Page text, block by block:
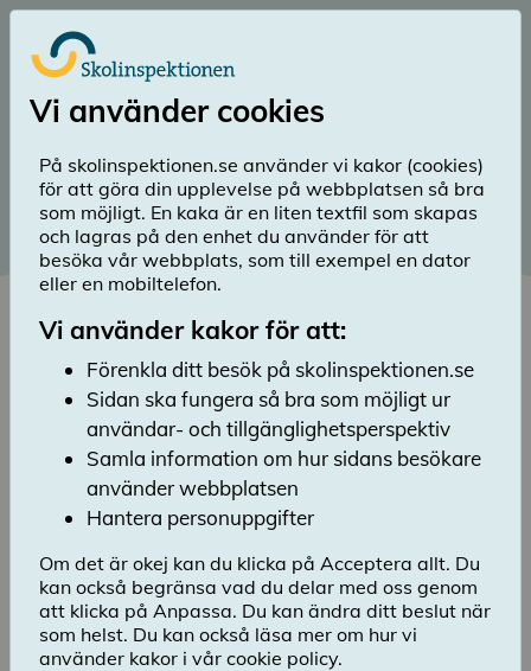
Till huvudinnehåll
searchSök
Publicerad: 28 maj 2026
Resultat Skolenkäten 2026
Lyssna
Här kan du ta del av resultaten från
närmare 390 000 svar från elever, lärare och
vårdnadshavare. Skolenkäten görs en gång
per år och då deltar hälften av landets skolor.
I årets omgång deltog totalt 3 089 skolor från
Trelleborg till Kiruna.
Resultat Skolenkäten 2026
På Skolverkets webbplats kan du ta del av resultatet
för enskilda skolor, kommuner och skolföretag i
rapportformat:
Vi använder cookies
På skolinspektionen.se använder vi kakor (cookies)
för att göra din upplevelse på webbplatsen så bra
som möjligt. En kaka är en liten textfil som skapas
och lagras på den enhet du använder för att
besöka vår webbplats, som till exempel en dator
eller en mobiltelefon.
Vi använder kakor för att:
Förenkla ditt besök på skolinspektionen.se
Sidan ska fungera så bra som möjligt ur
användar- och tillgänglighetsperspektiv
Samla information om hur sidans besökare
använder webbplatsen
Hantera personuppgifter
Om det är okej kan du klicka på Acceptera allt. Du
kan också begränsa vad du delar med oss genom
att klicka på Anpassa. Du kan ändra ditt beslut när
som helst. Du kan också läsa mer om hur vi
använder kakor i vår cookie policy.